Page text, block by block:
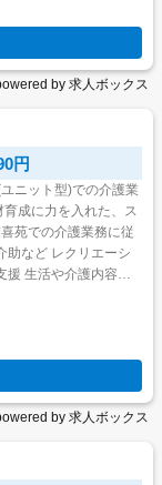
by 求人ボックス
円
助など レクリエーシ
援 生活や介護内容に
by 求人ボックス